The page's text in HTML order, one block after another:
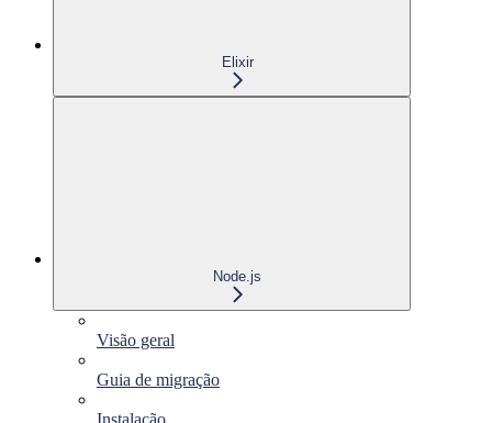
Elixir
Node.js
Visão geral
Guia de migração
Instalação